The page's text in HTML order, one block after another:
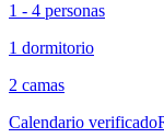
1 - 4 personas
1 dormitorio
2 camas
Calendario verificado